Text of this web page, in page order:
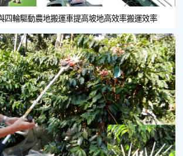
四輪驅動農地搬運車提高坡地高效率搬運效率